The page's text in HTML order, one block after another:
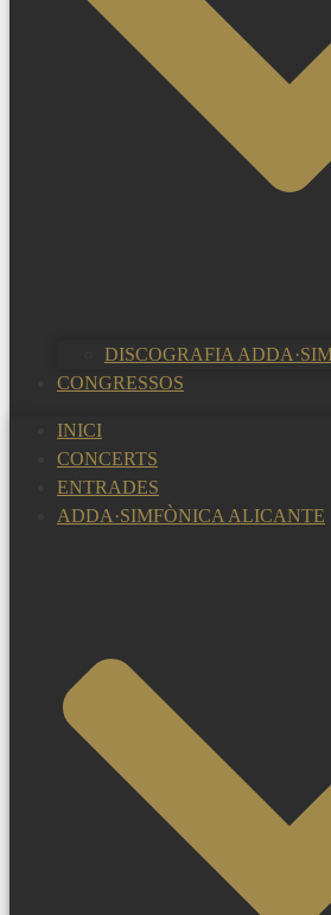
DISCOGRAFIA
CONGRESSOS
INICI
CONCERTS
ENTRADES
ADDA·SIMFÒNICA ALICANTE